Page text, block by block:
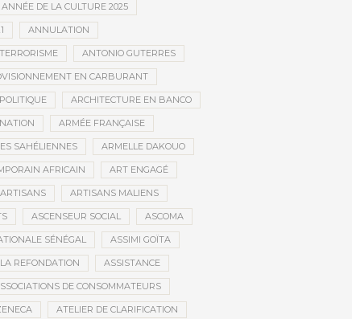
ANNÉE DE LA CULTURE 2025
ANNULATION
ANTONIO GUTERRES
EN CARBURANT
ARCHITECTURE EN BANCO
ARMÉE FRANÇAISE
SAHÉLIENNES ARMELLE DAKOUO
AFRICAIN ART ENGAGÉ
ARTISANS ARTISANS MALIENS
ASCENSEUR SOCIAL ASCOMA
SÉNÉGAL ASSIMI GOÏTA
REFONDATION ASSISTANCE
DE CONSOMMATEURS
ATELIER DE CLARIFICATION